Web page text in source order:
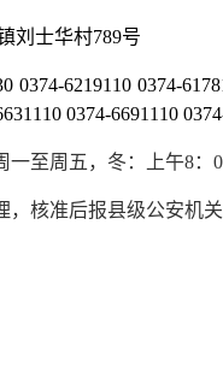
刘士华村789号
6219110 0374-
0374-6691110
至周五，冬：上午8：
，核准后报县级公安机
；